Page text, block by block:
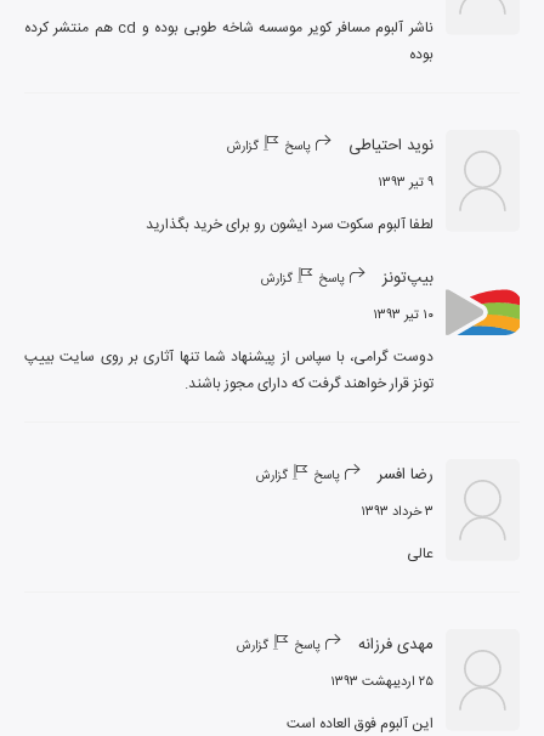
بوده
نوید احتیاطی پاسخ گزارش
۹ تیر ۱۳۹۳
لطفا آلبوم سکوت سرد ایشون رو برای خرید بگذارید
بیپ‌تونز پاسخ گزارش
۱۰ تیر ۱۳۹۳
دوست گرامی، با سپاس از پیشنهاد شما تنها آثاری بر روی سایت بییپ
تونز قرار خواهند گرفت که دارای مجوز باشند.
رضا افسر پاسخ گزارش
۳ خرداد ۱۳۹۳
عالی
مهدی فرزانه پاسخ گزارش
۲۵ اردیبهشت ۱۳۹۳